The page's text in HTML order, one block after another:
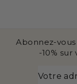
Abonnez-
-10%
ADRESSE